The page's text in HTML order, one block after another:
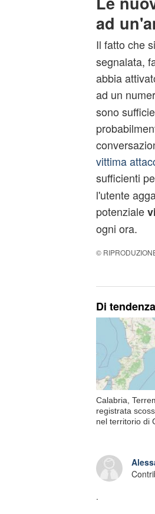
ad
Il fatto che
segnalata,
abbia
ad un
sono
vittima
sufficienti
l'utente
potenziale
ogni ora.
©
Di
Calabria,
registrata
nel territorio di
.